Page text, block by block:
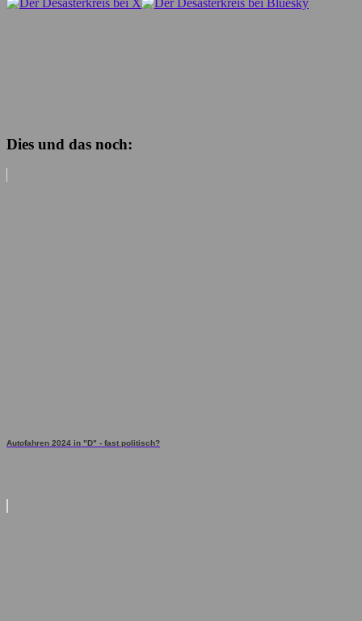
Dies und das noch:
Autofahren 2024 in "D" - fast politisch?